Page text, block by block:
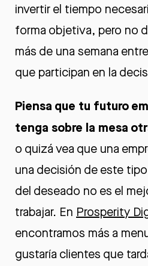
invertir el tiempo
forma objetiva, pero no
más de una semana
que participan en la
Piensa que tu futuro
tenga sobre la mesa
o quizá vea que una
una decisión de este
del deseado no es el
trabajar. En Prosperity
encontramos más a
gustaría clientes que